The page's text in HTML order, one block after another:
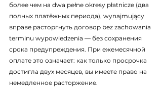
более чем на dwa pełne okresy płatnicze (два
полных платёжных периода), wynajmujący
вправе расторгнуть договор bez zachowania
terminu wypowiedzenia — без сохранения
срока предупреждения. При ежемесячной
оплате это означает: как только просрочка
достигла двух месяцев, вы имеете право на
немедленное расторжение.